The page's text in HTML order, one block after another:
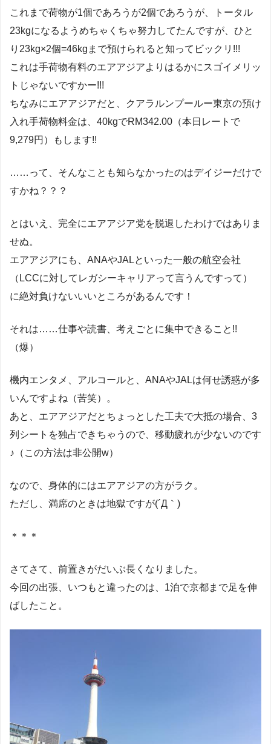
これまで荷物が1個であろうが2個であろうが、トータル
23kgになるようめちゃくちゃ努力してたんですが、ひと
り23kg×2個=46kgまで預けられると知ってビックリ!!!
これは手荷物有料のエアアジアよりはるかにスゴイメリッ
トじゃないですかー!!!
ちなみにエアアジアだと、クアラルンプールー東京の預け
入れ手荷物料金は、40kgでRM342.00（本日レートで
9,279円）もします!!
……って、そんなことも知らなかったのはデイジーだけで
すかね？？？
とはいえ、完全にエアアジア党を脱退したわけではありま
せぬ。
エアアジアにも、ANAやJALといった一般の航空会社
（LCCに対してレガシーキャリアって言うんですって）
に絶対負けないいいところがあるんです！
それは……仕事や読書、考えごとに集中できること!!
（爆）
機内エンタメ、アルコールと、ANAやJALは何せ誘惑が多
いんですよね（苦笑）。
あと、エアアジアだとちょっとした工夫で大抵の場合、3
列シートを独占できちゃうので、移動疲れが少ないのです
♪（この方法は非公開w）
なので、身体的にはエアアジアの方がラク。
ただし、満席のときは地獄ですが(´Д｀)
＊＊＊
さてさて、前置きがだいぶ長くなりました。
今回の出張、いつもと違ったのは、1泊で京都まで足を伸
ばしたこと。